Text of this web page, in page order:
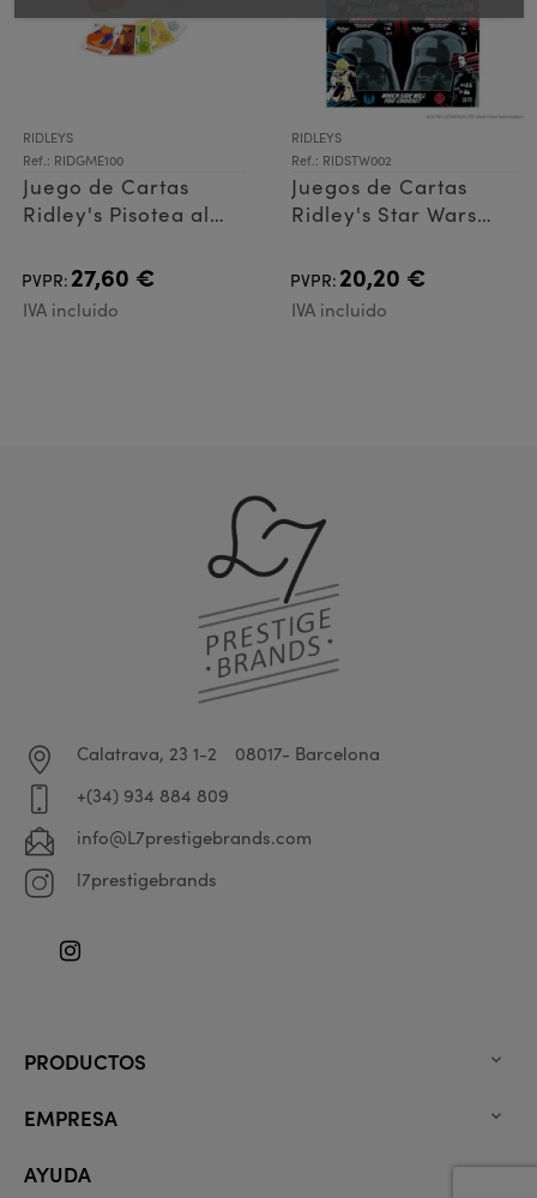
RIDLEYS
Ref.: RIDGME100
Juego de Cartas
Ridley's Pisotea al
PVPR: 27,60 €
IVA incluido
RIDLEYS
Ref.: RIDSTW002
Juegos de Cartas
Ridley's Star Wars
PVPR: 20,20 €
IVA incluido
Calatrava, 23 1-2
08017- Barcelona
+(34) 934 884 809
info@L7prestigebrands.com
l7prestigebrands
Instagram
PRODUCTOS 
EMPRESA 
AYUDA 